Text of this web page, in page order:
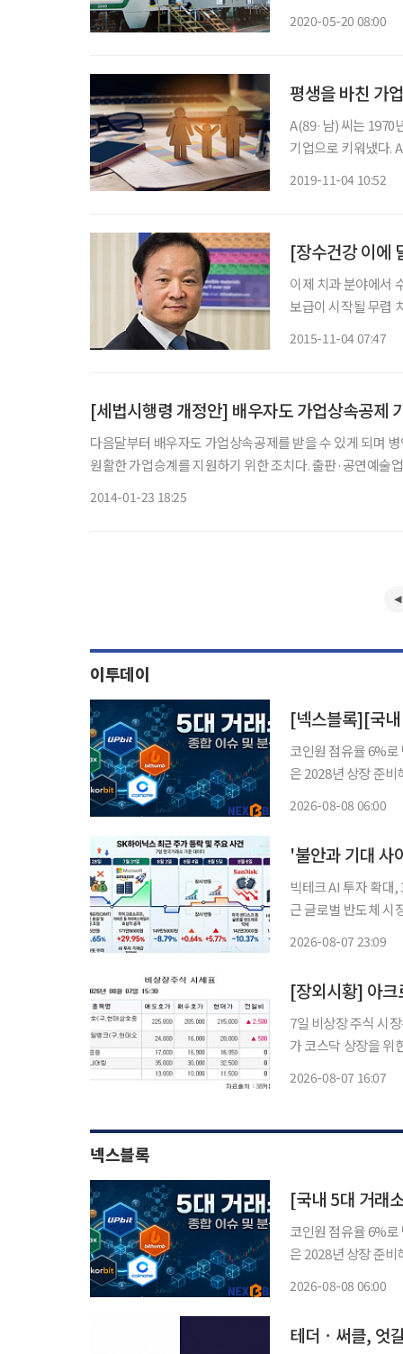
2020-05-20 08:00
평생을 바친 가
A(89·남) 씨는 1970
기업으로 키워냈다.
2019-11-04 10:52
이제 치과 분야에서
보급이 시작될 무렵
2015-11-04 07:47
[세법시행령 개정안] 배우자도 가업상속공
다음달부터 배우자도 가업상속공제를 받을 수 있게 되며
원활한 가업승계를 지원하기 위한 조치다. 출판·공연예술
2014-01-23 18:25
이투데이
코인원 점유율 6%
은 2028년 상장 준비
2026-08-08 06:00
빅테크 AI 투자 확대,
근 글로벌 반도체 시
2026-08-07 23:09
[장외시황] 아
7일 비상장 주식 시장은 상승세를 지속했
가 코스닥 상장을 위
2026-08-07 16:07
넥스블록
[국내 5대 거래
코인원 점유율 6%
은 2028년 상장 준비
2026-08-08 06:00
테더ㆍ써클, 엇